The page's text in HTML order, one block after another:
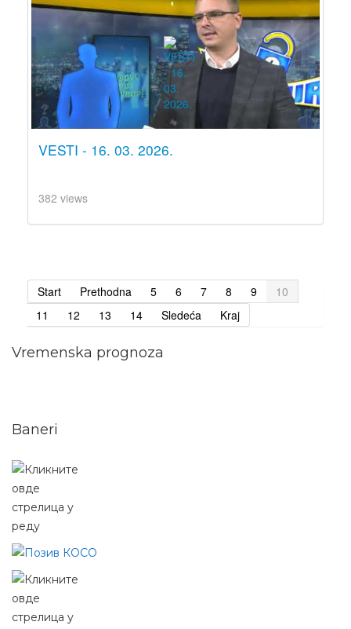
VESTI - 16. 03. 2026.
382 views
Start Prethodna 5 6 7 8 9
10
11
12 13 14 Sledeća Kraj
Vremenska prognoza
Baneri